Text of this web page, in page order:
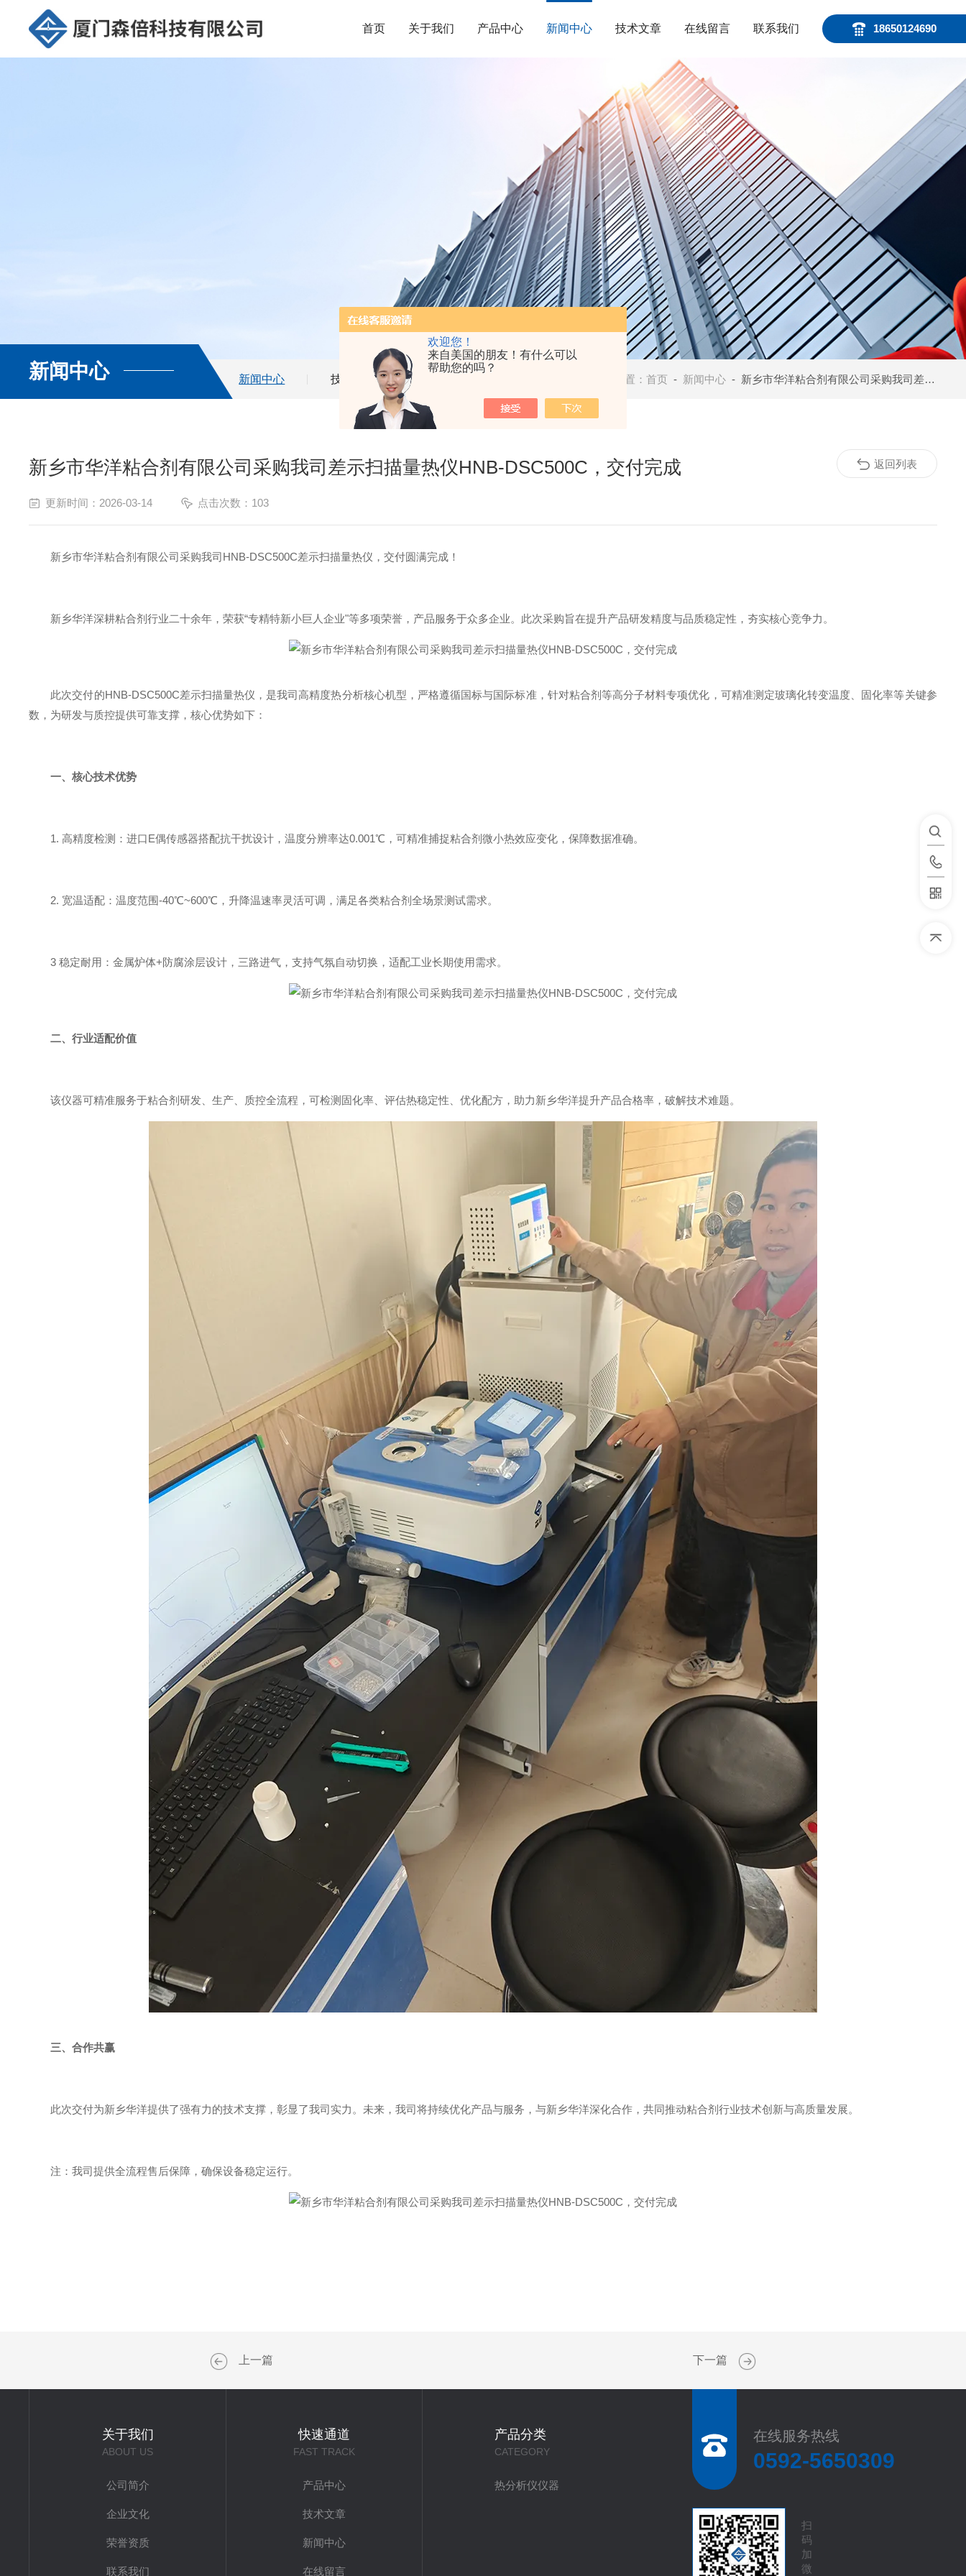
欢迎您！
来自美国的朋友！有什么可以
帮助您的吗？
18650124690
首页 关于我们 产品中心 新闻中心 技术文章 在线留言 联系我们
新闻中心 新闻中心 技术文章 当前位置：首页 - 新闻中心 - 新乡市华洋粘合剂有限公司采购我司差示扫描量热仪HNB-DSC500C，交付完成
新乡市华洋粘合剂有限公司采购我司差示扫描量热仪HNB-DSC500C，交付完成
更新时间：2026-03-14 点击次数：103
新乡市华洋粘合剂有限公司采购我司HNB-DSC500C差示扫描量热仪，交付圆满完成！
新乡华洋深耕粘合剂行业二十余年，荣获“专精特新小巨人企业"等多项荣誉，产品服务于众多企业。此次采购旨在提升产品研发精度与品质稳定性，夯实核心竞争力。
此次交付的HNB-DSC500C差示扫描量热仪，是我司高精度热分析核心机型，严格遵循国标与国际标准，针对粘合剂等高分子材料专项优化，可精准测定玻璃化转变温度、固化率等关键参
数，为研发与质控提供可靠支撑，核心优势如下：
一、核心技术优势
1. 高精度检测：进口E偶传感器搭配抗干扰设计，温度分辨率达0.001℃，可精准捕捉粘合剂微小热效应变化，保障数据准确。
2. 宽温适配：温度范围-40℃~600℃，升降温速率灵活可调，满足各类粘合剂全场景测试需求。
3 稳定耐用：金属炉体+防腐涂层设计，三路进气，支持气氛自动切换，适配工业长期使用需求。
二、行业适配价值
该仪器可精准服务于粘合剂研发、生产、质控全流程，可检测固化率、评估热稳定性、优化配方，助力新乡华洋提升产品合格率，破解技术难题。
三、合作共赢
此次交付为新乡华洋提供了强有力的技术支撑，彰显了我司实力。未来，我司将持续优化产品与服务，与新乡华洋深化合作，共同推动粘合剂行业技术创新与高质量发展。
注：我司提供全流程售后保障，确保设备稳定运行。
返回列表
上一篇 下一篇
关于我们
ABOUT US
公司简介
企业文化
荣誉资质
联系我们
快速通道
FAST TRACK
产品中心
技术文章
新闻中心
在线留言
产品分类
CATEGORY
热分析仪仪器
在线服务热线
0592-5650309
扫
码
加
微